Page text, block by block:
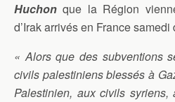
Huchon que la Région
d’Irak arrivés en France samedi
« Alors que des subventions
civils palestiniens blessés à
Palestinien, aux civils syriens,